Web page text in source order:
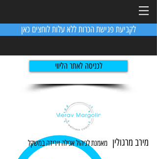
לקביעת פגישת הכרות ללא עלות לוחצים כאן
לכניסה לאתר הליווי
מירב מרגולין מאמנת לניהול אכילה וירידהבמשקל